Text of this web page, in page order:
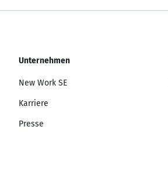
Unternehmen
New Work SE
Karriere
Presse